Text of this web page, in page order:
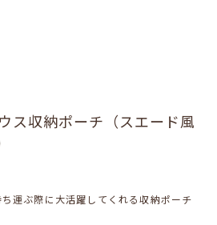
ス収納ポーチ（スエード風
運ぶ際に大活躍してくれる収納ポーチ